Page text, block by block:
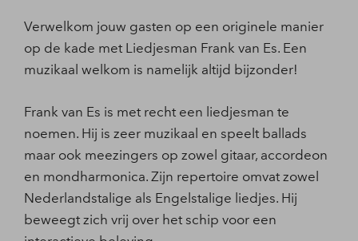
Verwelkom jouw gasten op een originele manier
op de kade met Liedjesman Frank van Es. Een
muzikaal welkom is namelijk altijd bijzonder!
Frank van Es is met recht een liedjesman te
noemen. Hij is zeer muzikaal en speelt ballads
maar ook meezingers op zowel gitaar, accordeon
en mondharmonica. Zijn repertoire omvat zowel
Nederlandstalige als Engelstalige liedjes. Hij
beweegt zich vrij over het schip voor een